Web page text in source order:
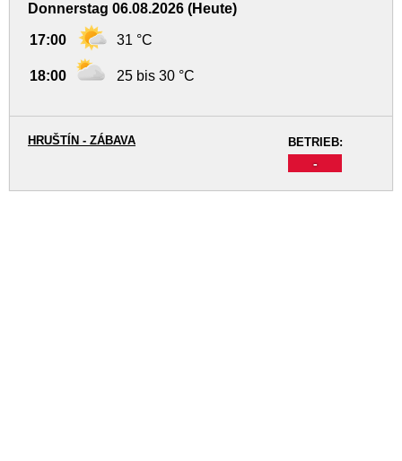
Donnerstag 06.08.2026 (Heute)
17:00 31 °C
18:00 25 bis 30 °C
BETRIEB:
-
HRUŠTÍN - ZÁBAVA